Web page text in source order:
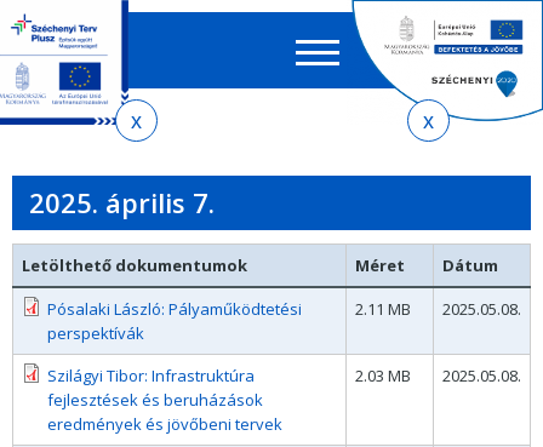
almenühöz
tartalomra
oldaltérképre
EN HU
űrlap
2025. április 7.
Letölthető dokumentumok Méret
Dátum
Pósalaki László: Pályaműködtetési
perspektívák
2.11 MB 2025.05.08.
Szilágyi Tibor: Infrastruktúra
fejlesztések és beruházások
eredmények és jövőbeni tervek
2.03 MB 2025.05.08.